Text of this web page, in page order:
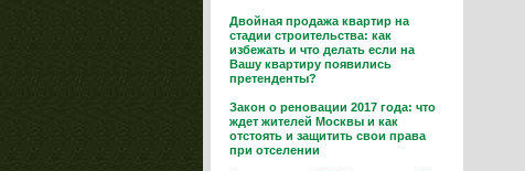
Двойная продажа квартир на
стадии строительства: как
избежать и что делать если на
Вашу квартиру появились
претенденты?
Закон о реновации 2017 года: что
ждет жителей Москвы и как
отстоять и защитить свои права
при отселении